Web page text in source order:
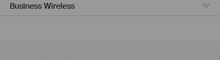
Business Wireless